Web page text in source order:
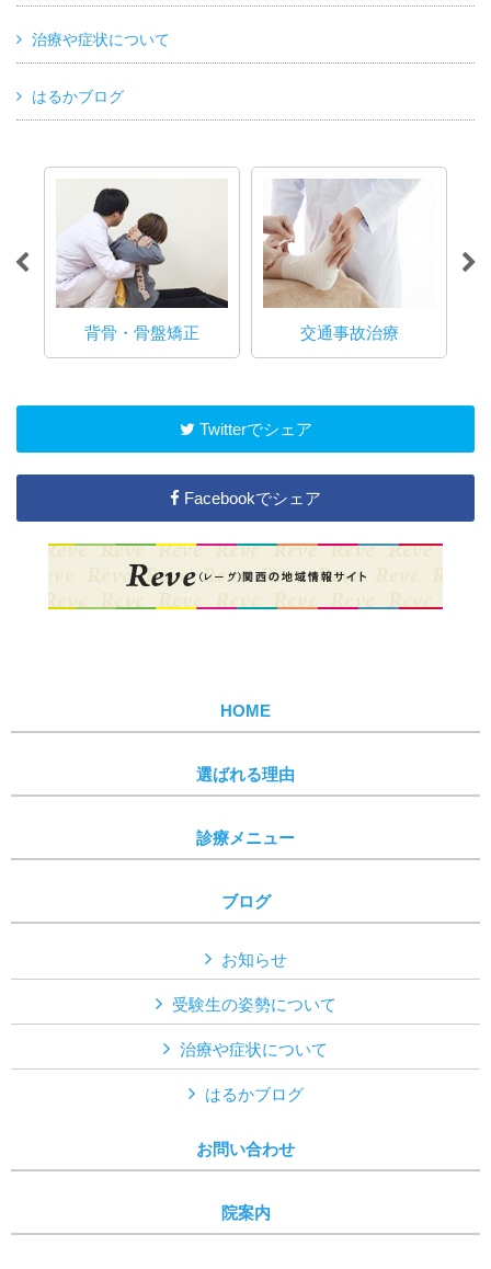
治療や症状について
はるかブログ
背骨・骨盤矯正 交通事故治療
Twitterでシェア
Facebookでシェア
HOME
選ばれる理由
診療メニュー
ブログ
お知らせ
受験生の姿勢について
治療や症状について
はるかブログ
お問い合わせ
院案内